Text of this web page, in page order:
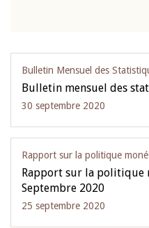
Bulletin Mensuel des
Bulletin mensuel des
30 septembre 2020
Rapport sur la politique
Rapport sur la politique
Septembre 2020
25 septembre 2020